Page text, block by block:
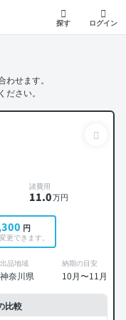
探す ログイン
せます。
さい。
諸費用
11.0万円
円
更できます。
出品地域
神奈川県
納期の目安
10月〜11月
比較